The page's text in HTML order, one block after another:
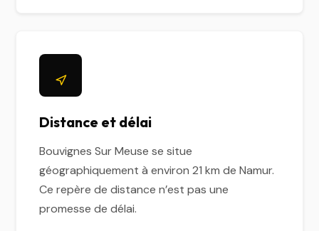
Distance et délai
Bouvignes Sur Meuse se situe
géographiquement à environ 21 km de Namur.
Ce repère de distance n’est pas une
promesse de délai.